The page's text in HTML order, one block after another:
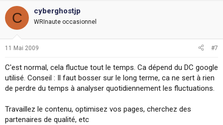
C cyberghostjp
WRInaute occasionnel
11 Mai 2009 #7
C'est normal, cela fluctue tout le temps. Ca dépend du DC google
utilisé. Conseil : Il faut bosser sur le long terme, ca ne sert à rien
de perdre du temps à analyser quotidiennement les fluctuations.
Travaillez le contenu, optimisez vos pages, cherchez des
partenaires de qualité, etc